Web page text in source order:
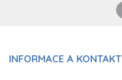
INFORMACE A KONTAKT